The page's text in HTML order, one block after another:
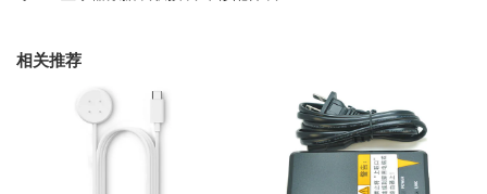
相关推荐